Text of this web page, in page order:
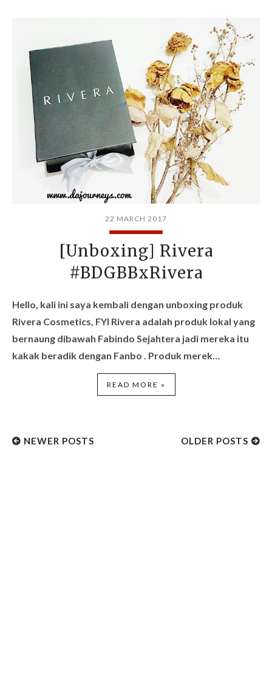
22 MARCH 2017
[Unboxing] Rivera
#BDGBBxRivera
Hello, kali ini saya kembali dengan unboxing produk
Rivera Cosmetics, FYI Rivera adalah produk lokal yang
bernaung dibawah Fabindo Sejahtera jadi mereka itu
kakak beradik dengan Fanbo . Produk merek…
READ MORE »
NEWER POSTS OLDER POSTS